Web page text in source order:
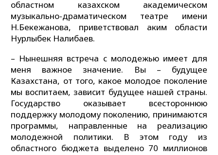
областном казахском академическом
музыкально-драматическом театре имени
Н.Бекежанова, приветствовал аким области
Нурлыбек Налибаев.
– Нынешняя встреча с молодежью имеет для
меня важное значение. Вы – будущее
Казахстана, от того, какое молодое поколение
мы воспитаем, зависит будущее нашей страны.
Государство оказывает всестороннюю
поддержку молодому поколению, принимаются
программы, направленные на реализацию
молодежной политики. В этом году из
областного бюджета выделено 70 миллионов